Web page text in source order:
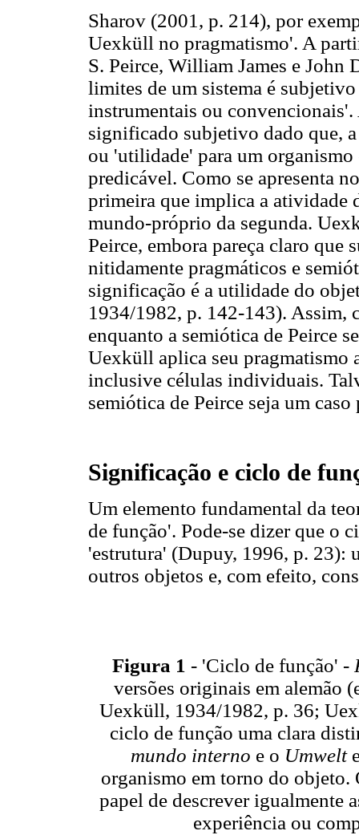
Sharov (2001, p. 214), por
Uexküll no pragmatismo'. A
S. Peirce, William James e John
limites de um sistema é
instrumentais ou
significado subjetivo dado que,
ou 'utilidade' para um
predicável. Como se apresenta
primeira que implica a atividade
mundo-próprio da segunda.
Peirce, embora pareça claro que
nitidamente pragmáticos e
significação é a utilidade do
1934/1982, p. 142-143). Assim,
enquanto a semiótica de Peirce
Uexküll aplica seu pragmatismo
inclusive células individuais.
semiótica de Peirce seja um
Significação e ciclo de
Um elemento fundamental da
de função'. Pode-se dizer que o
'estrutura' (Dupuy, 1996, p. 23):
outros objetos e, com efeito,
Figura 1 - 'Ciclo de função' -
versões originais em alemão
Uexküll, 1934/1982, p. 36;
ciclo de função uma clara
mundo interno e o Umwelt
organismo em torno do objeto.
papel de descrever igualmente
experiência ou